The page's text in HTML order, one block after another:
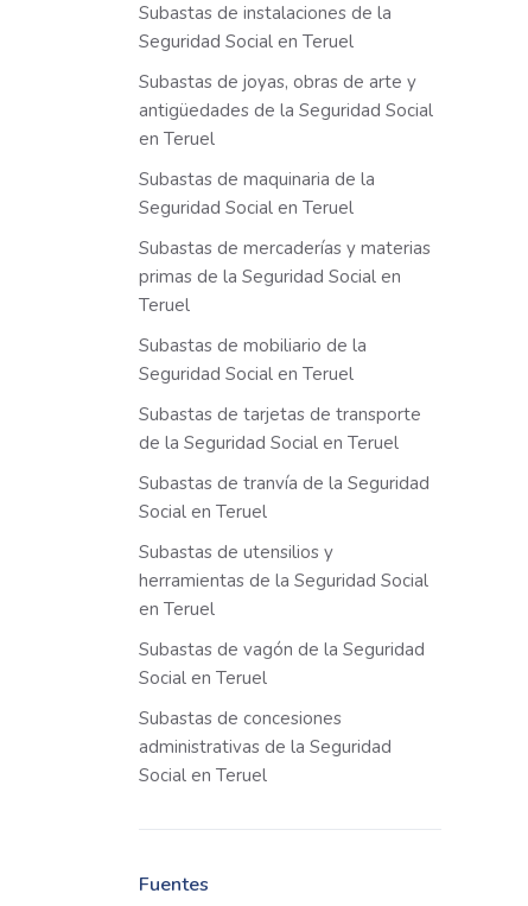
Subastas de instalaciones de la
Seguridad Social en Teruel
Subastas de joyas, obras de arte y
antigüedades de la Seguridad Social
en Teruel
Subastas de maquinaria de la
Seguridad Social en Teruel
Subastas de mercaderías y materias
primas de la Seguridad Social en
Teruel
Subastas de mobiliario de la
Seguridad Social en Teruel
Subastas de tarjetas de transporte
de la Seguridad Social en Teruel
Subastas de tranvía de la Seguridad
Social en Teruel
Subastas de utensilios y
herramientas de la Seguridad Social
en Teruel
Subastas de vagón de la Seguridad
Social en Teruel
Subastas de concesiones
administrativas de la Seguridad
Social en Teruel
Fuentes